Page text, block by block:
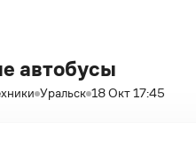
автобусы
Уральск 18 Окт 17:45